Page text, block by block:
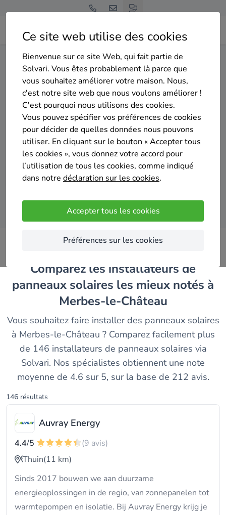
Ce site web utilise des cookies
Bienvenue sur ce site Web, qui fait partie de
Solvari. Vous êtes probablement là parce que
vous souhaitez améliorer votre maison. Nous,
c'est notre site web que nous voulons améliorer !
C'est pourquoi nous utilisons des cookies.
Vous pouvez spécifier vos préférences de cookies
pour décider de quelles données nous pouvons
utiliser. En cliquant sur le bouton « Accepter tous
les cookies », vous donnez votre accord pour
l’utilisation de tous les cookies, comme indiqué
dans notre déclaration sur les cookies.
Accepter tous les cookies
Préférences sur les cookies
Home Panneaux solaires Hainaut Merbes-le-Château
Gratuit et sans engagement
Top 20 des installateurs de
panneaux solaires à Merbes-
le-Château
Comparer des devis
Comparez les installateurs de
panneaux solaires les mieux notés à
Merbes-le-Château
Vous souhaitez faire installer des panneaux solaires
à Merbes-le-Château ? Comparez facilement plus
de 146 installateurs de panneaux solaires via
Solvari. Nos spécialistes obtiennent une note
moyenne de 4.6 sur 5, sur la base de 212 avis.
146 résultats
Auvray Energy
4.4/5
(9 avis)
Thuin(11 km)
Sinds 2017 bouwen we aan duurzame
energieoplossingen in de regio, van zonnepanelen tot
warmtepompen en isolatie. Bij Auvray Energy krijg je